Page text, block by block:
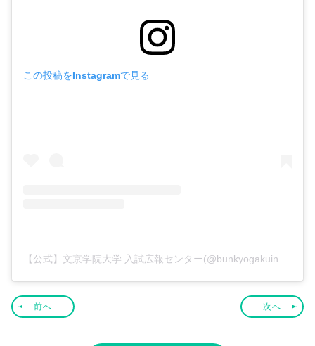
この投稿をInstagramで見る
前へ 次へ